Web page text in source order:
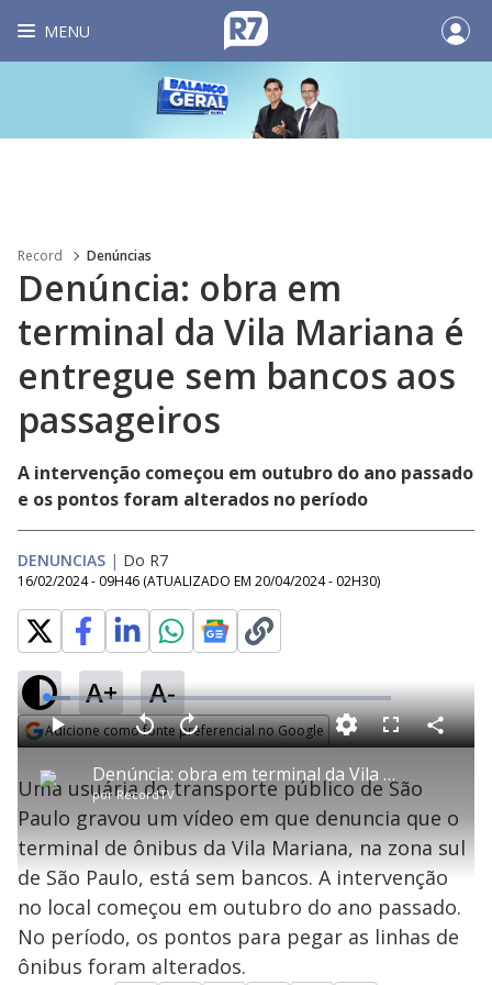
MENU
Record Denúncias
Denúncia: obra em
terminal da Vila Mariana é
entregue sem bancos aos
passageiros
A intervenção começou em outubro do ano passado
e os pontos foram alterados no período
DENUNCIAS | Do R7
16/02/2024 - 09H46 (ATUALIZADO EM 20/04/2024 - 02H30)
A+ A-
Adicione como fonte preferencial no Google
P
l
a
Denúncia: obra em terminal da Vila Mariana é entregue sem bancos aos passageiros
porRecordTV
P V
t
a
r
0
e
g
n
d
s
A
n
ç
a
1
s
e
u
n
L
o
a
d
e
.
9
8
%
F
l
s
c
e
n
C
o
i
l
a
Uma usuária do transporte público de São
Paulo gravou um vídeo em que denuncia que o
terminal de ônibus da Vila Mariana, na zona sul
de São Paulo, está sem bancos. A intervenção
no local começou em outubro do ano passado.
No período, os pontos para pegar as linhas de
ônibus foram alterados.